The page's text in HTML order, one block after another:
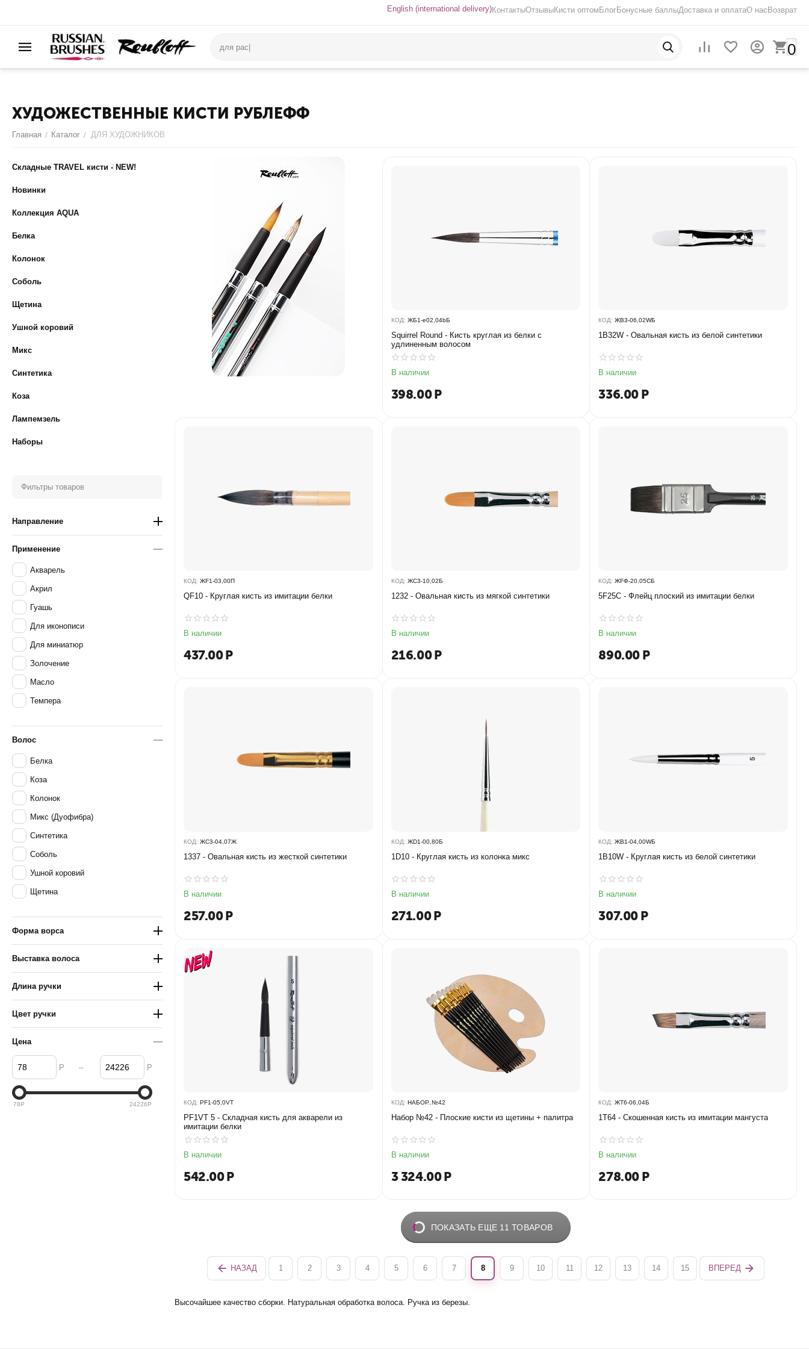
English (international delivery)КонтактыОтзывыКисти оптомБлогБонусные баллыДоставка и оплатаО насВозврат
0
ХУДОЖЕСТВЕННЫЕ КИСТИ РУБЛЕФФ
Главная / Каталог / ДЛЯ ХУДОЖНИКОВ
Высочайшее качество сборки. Натуральная обработка волоса. Ручка из березы.
КОД: ЖБ1-e02,04bБ
Squirrel Round - Кисть круглая из белки с
удлиненным волосом
В наличии
398.00Р
КОД: ЖB3-06,02WБ
1B32W - ​Овальная кисть из белой синтетики
В наличии
336.00 Р
КОД: ЖF1-03,00П
QF10 - Круглая кисть из имитации белки
В наличии
437.00Р
КОД: ЖС3-10,02Б
1232 - Овальная кисть из мягкой синтетики
В наличии
216.00Р
КОД: ЖFФ-20,05СБ
5F25C - Флейц плоский из имитации белки
В наличии
890.00 Р
КОД: ЖС3-04,07Ж
1337 - ​Овальная кисть из жесткой синтетики
В наличии
257.00Р
КОД: ЖD1-00,80Б
1D10 - Круглая кисть из колонка микс
В наличии
271.00Р
КОД: ЖB1-04,00WБ
1B10W - Круглая кисть из белой синтетики
В наличии
307.00 Р
КОД: PF1-05,0VT
PF1VT 5 - Складная кисть для акварели из
имитации белки
В наличии
542.00Р
КОД: НАБОР..№42
Набор №42 - Плоские кисти из щетины + палитра
В наличии
3 324.00Р
КОД: ЖТ6-06,04Б
1T64 - ​Скошенная кисть из имитации мангуста
В наличии
278.00 Р
ПОКАЗАТЬ ЕЩЕ 11 ТОВАРОВ
НАЗАД 1 2 3 4 5 6 7 8 9 10 11 12 13 14 15 ВПЕРЕД
Складные TRAVEL кисти - NEW!
Новинки
Коллекция AQUA
Белка
Колонок
Соболь
Щетина
Ушной коровий
Микс
Синтетика
Коза
Лампемзель
Наборы
Фильтры товаров
Направление
Применение
Акварель
Акрил
Гуашь
Для иконописи
Для миниатюр
Золочение
Масло
Темпера
Волос
Белка
Коза
Колонок
Микс (Дуофибра)
Синтетика
Соболь
Ушной коровий
Щетина
Форма ворса
Выставка волоса
Длина ручки
Цвет ручки
Цена
Р – Р
78Р 24226Р